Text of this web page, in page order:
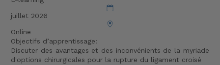
juillet 2026
Online
Objectifs d’apprentissage:
Discuter des avantages et des inconvénients de la myriade
d'options chirurgicales pour la rupture du ligament croisé